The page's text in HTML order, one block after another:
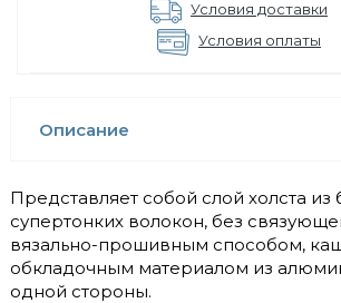
Условия доставки
Условия оплаты
Описание
Представляет собой слой холста из
супертонких волокон, без
вязально-прошивным способом,
обкладочным материалом из
одной стороны.